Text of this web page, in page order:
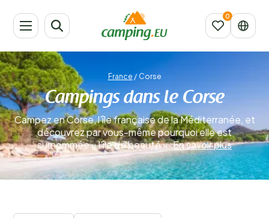
France / Corse
Campings dans le Corse
Campez en Corse, l’île française de la Méditerranée, et
découvrez par vous-même pourquoi elle est
surnommée « l’île de beauté ».En savoir plus